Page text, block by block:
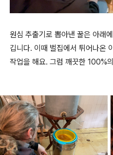
원심 추출기로 뽑아낸 꿀은 아래
깁니다. 이때 벌집에서 튀어나온
작업을 해요. 그럼 깨끗한 100%